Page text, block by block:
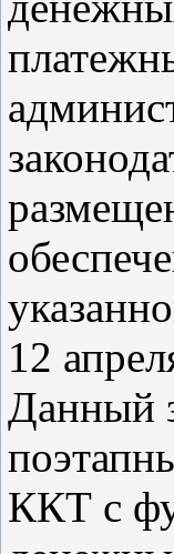
12
Данный
ККТ с